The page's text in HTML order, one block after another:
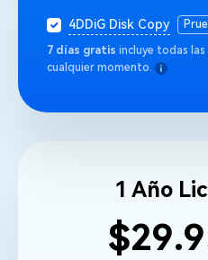
4DDiG Disk Copy
7 días gratis incluye todas las
cualquier momento.
1 Año